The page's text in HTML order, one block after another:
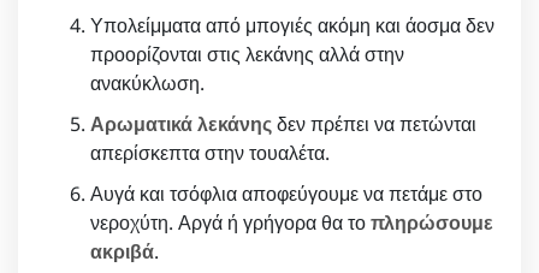
Υπολείμματα από μπογιές ακόμη και άοσμα δεν
προορίζονται στις λεκάνης αλλά στην
ανακύκλωση.
Αρωματικά λεκάνηςδεν πρέπει να πετώνται
απερίσκεπτα στην τουαλέτα.
Αυγά και τσόφλια αποφεύγουμε να πετάμε στο
νεροχύτη. Αργά ή γρήγορα θα τοπληρώσουμε
ακριβά.